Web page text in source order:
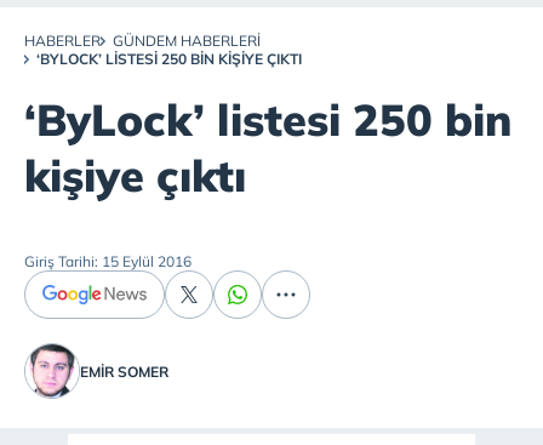
HABERLER
GÜNDEM HABERLERI
‘BYLOCK’ LISTESI 250 BIN KIŞIYE ÇIKTI
‘ByLock’ listesi 250 bin
kişiye çıktı
Giriş Tarihi: 15 Eylül 2016
EMIR SOMER